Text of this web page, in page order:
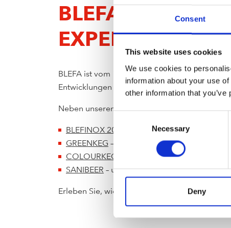
Consent
This website uses cookies
We use cookies to
information about your use
other information that
Selection
Necessary
Deny
BLEFA AUF DER
EXPERTISE
BLEFA ist vom 15. bis 19. September 2025
Entwicklungen im Bereich Keg-Technologie zu
Neben unserem etablierten Kegsortiment
BLEFINOX 20/5
– das leichteste 20L
GREENKEG – zertifizierte Nachhaltigkeit für
COLOURKEG
– farbige Vielfalt für
SANIBEER – unser Partner für
Erleben Sie, wie BLEFA Innovation und